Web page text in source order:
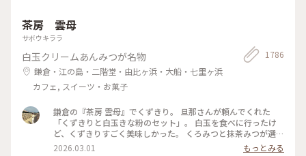
茶房 雲母
サボウキララ
白玉クリームあんみつが名物
鎌倉・江の島・二階堂・由比ヶ浜・大船・七里ヶ浜
カフェ, スイーツ・お菓子
1786
鎌倉の『茶房 雲母』でくずきり。 旦那さんが頼んでくれた
「くずきりと白玉きな粉のセット」。 白玉を食べに行ったけ
ど、くずきりすごく美味しかった。 くろみつと抹茶みつが選べ
ます。 1時間待ちを想定して行ったら、30分も待たずに入れ
2026.03.01
もっとみる